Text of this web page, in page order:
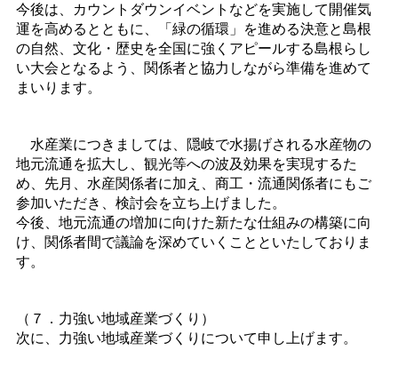
今後は、カウントダウンイベントなどを実施して開催気
運を高めるとともに、「緑の循環」を進める決意と島根
の自然、文化・歴史を全国に強くアピールする島根らし
い大会となるよう、関係者と協力しながら準備を進めて
まいります。
水産業につきましては、隠岐で水揚げされる水産物の
地元流通を拡大し、観光等への波及効果を実現するた
め、先月、水産関係者に加え、商工・流通関係者にもご
参加いただき、検討会を立ち上げました。
今後、地元流通の増加に向けた新たな仕組みの構築に向
け、関係者間で議論を深めていくことといたしておりま
す。
（７．力強い地域産業づくり）
次に、力強い地域産業づくりについて申し上げます。